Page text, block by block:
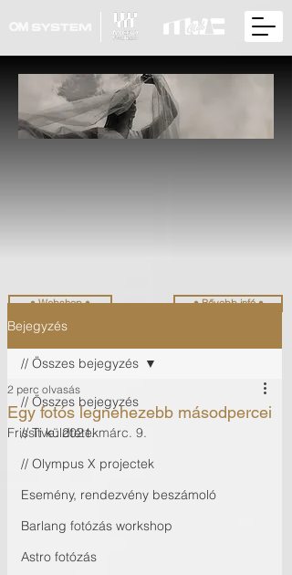
Bejegyzés
// Összes bejegyzés
// Ti küldtétek
// Olympus X projectek
Esemény, rendezvény beszámoló
Barlang fotózás workshop
Astro fotózás
// Összes bejegyzés
Egy fotós legnehezebb másodpercei
2 perc olvasás
Frissítve:2021. márc. 9.
• Webshop • • Bővebb infó •